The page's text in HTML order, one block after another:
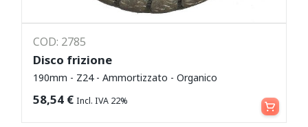
COD: 2785
Disco frizione
190mm - Z24 - Ammortizzato - Organico
58,54 € Incl. IVA 22% Leggi tutto